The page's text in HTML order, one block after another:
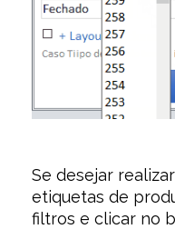
Se desejar
etiquetas de
filtros e clicar no